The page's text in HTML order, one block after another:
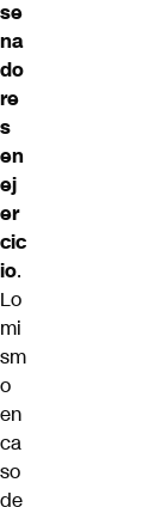
se
na
do
re
s
en
ej
er
cic
io.
Lo
mi
sm
o
en
ca
so
de